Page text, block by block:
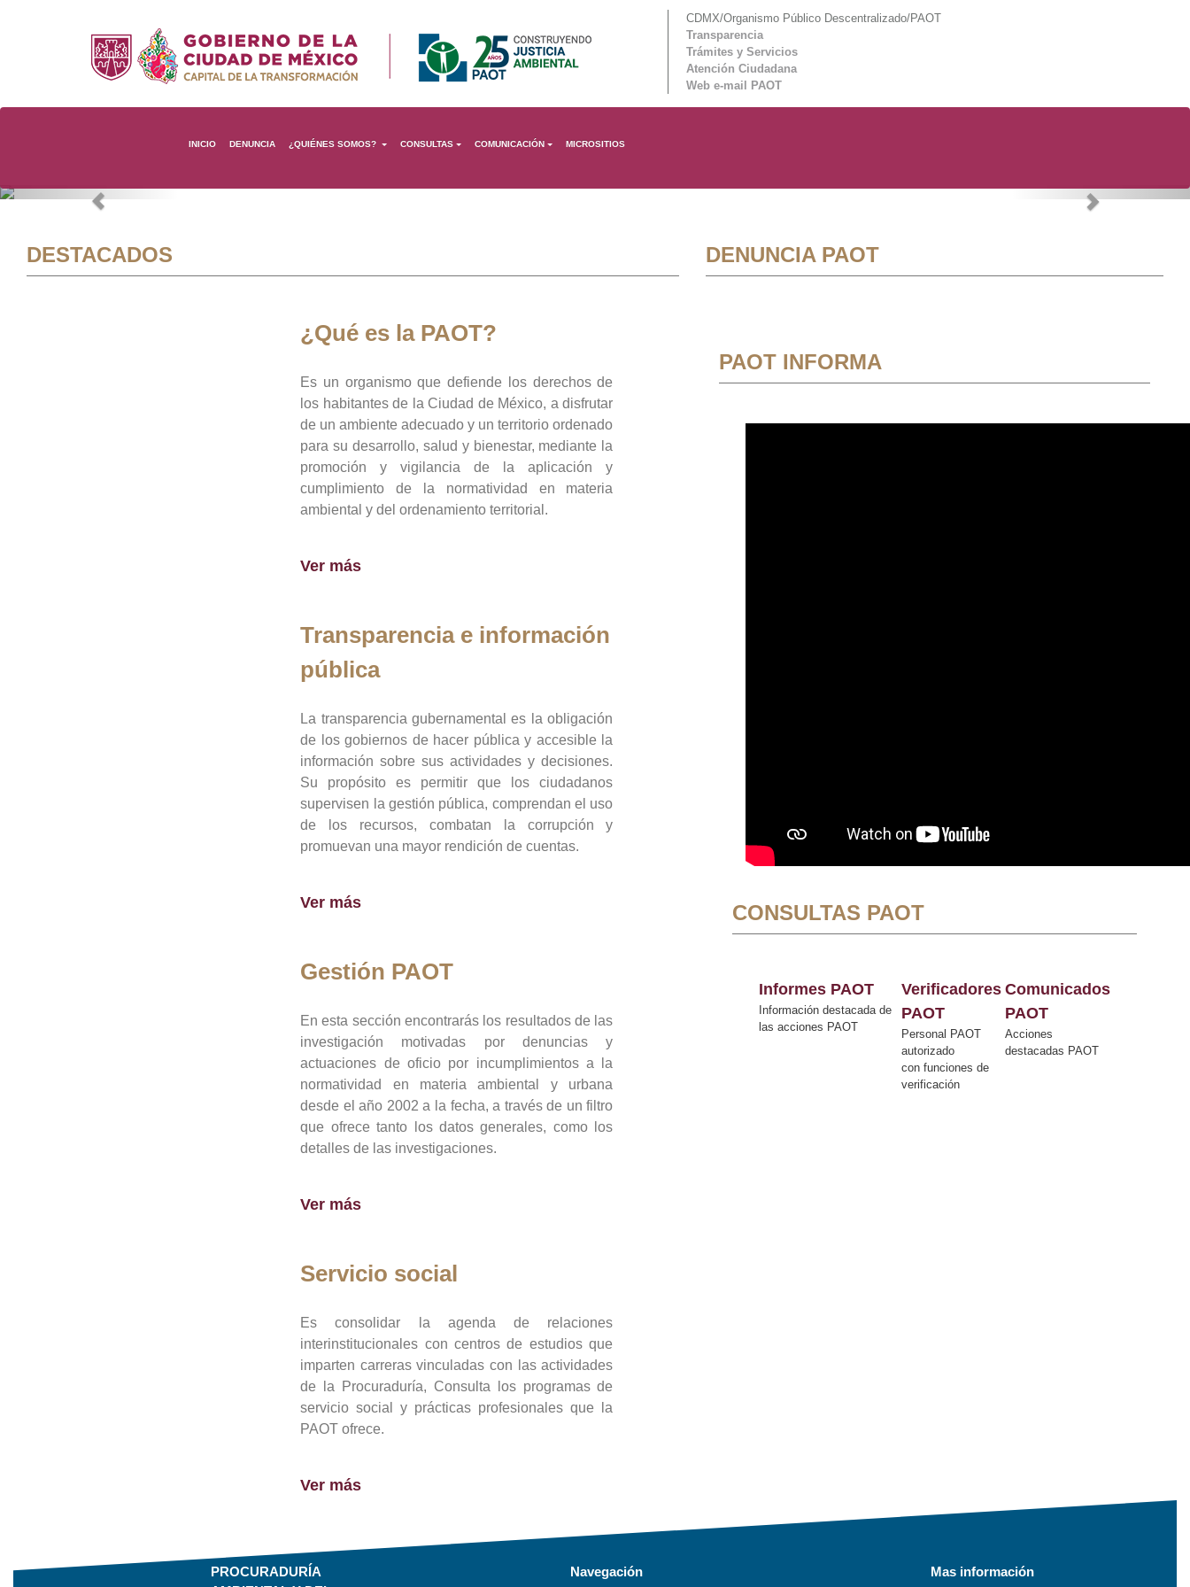
CDMX/Organismo Público Descentralizado/PAOT
Transparencia
Trámites y Servicios
Atención Ciudadana
Web e-mail PAOT
INICIO DENUNCIA ¿QUIÉNES SOMOS? CONSULTAS COMUNICACIÓN MICROSITIOS
Previous Next
DESTACADOS
¿Qué es la PAOT?
Es un organismo que defiende los derechos de
los habitantes de la Ciudad de México, a disfrutar
de un ambiente adecuado y un territorio ordenado
para su desarrollo, salud y bienestar, mediante la
promoción y vigilancia de la aplicación y
cumplimiento de la normatividad en materia
ambiental y del ordenamiento territorial.
Ver más
Transparencia e información
pública
La transparencia gubernamental es la obligación
de los gobiernos de hacer pública y accesible la
información sobre sus actividades y decisiones.
Su propósito es permitir que los ciudadanos
supervisen la gestión pública, comprendan el uso
de los recursos, combatan la corrupción y
promuevan una mayor rendición de cuentas.
Ver más
Gestión PAOT
En esta sección encontrarás los resultados de las
investigación motivadas por denuncias y
actuaciones de oficio por incumplimientos a la
normatividad en materia ambiental y urbana
desde el año 2002 a la fecha, a través de un filtro
que ofrece tanto los datos generales, como los
detalles de las investigaciones.
Ver más
Servicio social
Es consolidar la agenda de relaciones
interinstitucionales con centros de estudios que
imparten carreras vinculadas con las actividades
de la Procuraduría, Consulta los programas de
servicio social y prácticas profesionales que la
PAOT ofrece.
Ver más
DENUNCIA PAOT
PAOT INFORMA
CONSULTAS PAOT
Informes PAOT
Información destacada de
las acciones PAOT
Verificadores
PAOT
Personal PAOT
autorizado
con funciones de
verificación
Comunicados
PAOT
Acciones
destacadas PAOT
PROCURADURÍA
Navegación Mas información